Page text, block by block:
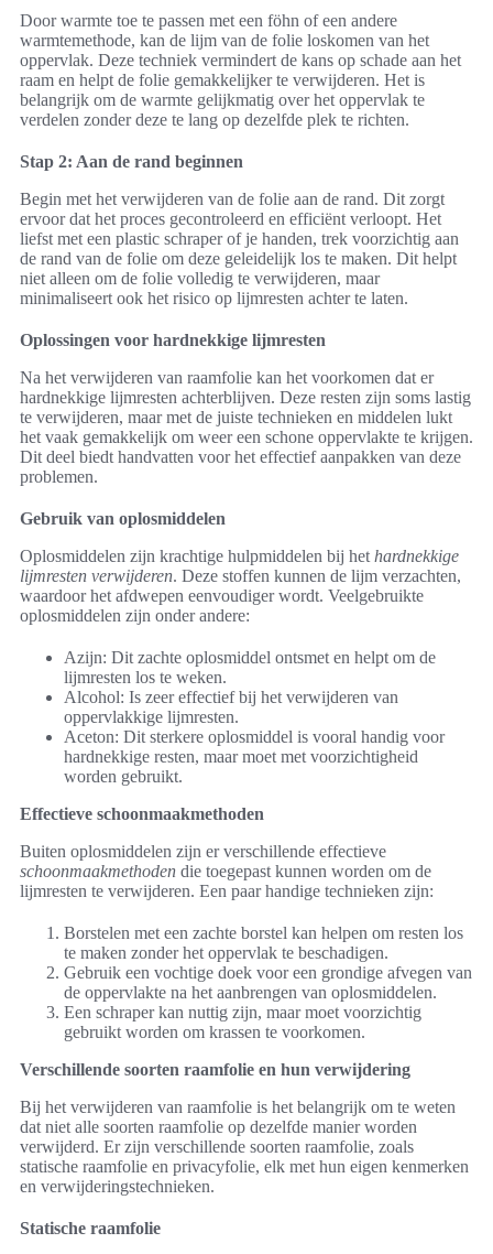
Door warmte toe te passen met een föhn of een andere
warmtemethode, kan de lijm van de folie loskomen van het
oppervlak. Deze techniek vermindert de kans op schade aan het
raam en helpt de folie gemakkelijker te verwijderen. Het is
belangrijk om de warmte gelijkmatig over het oppervlak te
verdelen zonder deze te lang op dezelfde plek te richten.
Stap 2: Aan de rand beginnen
Begin met het verwijderen van de folie aan de rand. Dit zorgt
ervoor dat het proces gecontroleerd en efficiënt verloopt. Het
liefst met een plastic schraper of je handen, trek voorzichtig aan
de rand van de folie om deze geleidelijk los te maken. Dit helpt
niet alleen om de folie volledig te verwijderen, maar
minimaliseert ook het risico op lijmresten achter te laten.
Oplossingen voor hardnekkige lijmresten
Na het verwijderen van raamfolie kan het voorkomen dat er
hardnekkige lijmresten achterblijven. Deze resten zijn soms lastig
te verwijderen, maar met de juiste technieken en middelen lukt
het vaak gemakkelijk om weer een schone oppervlakte te krijgen.
Dit deel biedt handvatten voor het effectief aanpakken van deze
problemen.
Gebruik van oplosmiddelen
Oplosmiddelen zijn krachtige hulpmiddelen bij het hardnekkige
lijmresten verwijderen. Deze stoffen kunnen de lijm verzachten,
waardoor het afdwepen eenvoudiger wordt. Veelgebruikte
oplosmiddelen zijn onder andere:
Azijn: Dit zachte oplosmiddel ontsmet en helpt om de
lijmresten los te weken.
Alcohol: Is zeer effectief bij het verwijderen van
oppervlakkige lijmresten.
Aceton: Dit sterkere oplosmiddel is vooral handig voor
hardnekkige resten, maar moet met voorzichtigheid
worden gebruikt.
Effectieve schoonmaakmethoden
Buiten oplosmiddelen zijn er verschillende effectieve
schoonmaakmethoden die toegepast kunnen worden om de
lijmresten te verwijderen. Een paar handige technieken zijn:
Borstelen met een zachte borstel kan helpen om resten los
te maken zonder het oppervlak te beschadigen.
Gebruik een vochtige doek voor een grondige afvegen van
de oppervlakte na het aanbrengen van oplosmiddelen.
Een schraper kan nuttig zijn, maar moet voorzichtig
gebruikt worden om krassen te voorkomen.
Verschillende soorten raamfolie en hun verwijdering
Bij het verwijderen van raamfolie is het belangrijk om te weten
dat niet alle soorten raamfolie op dezelfde manier worden
verwijderd. Er zijn verschillende soorten raamfolie, zoals
statische raamfolie en privacyfolie, elk met hun eigen kenmerken
en verwijderingstechnieken.
Statische raamfolie